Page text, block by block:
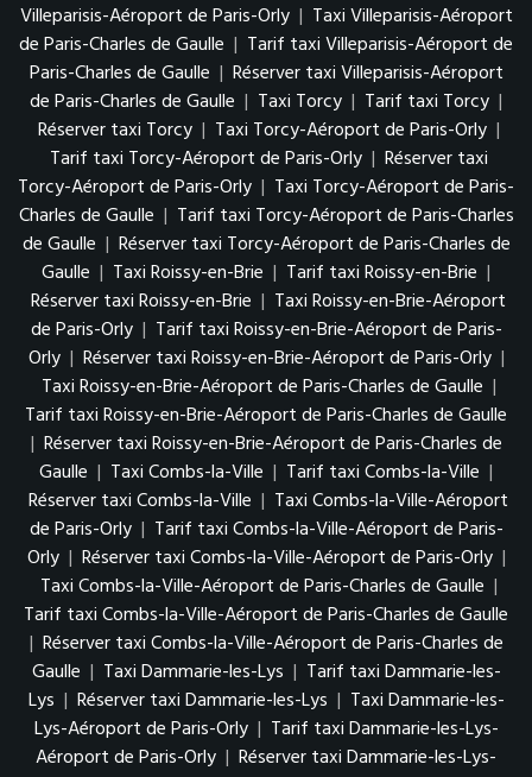
Villeparisis-Aéroport de Paris-Orly | Taxi Villeparisis-Aéroport
de Paris-Charles de Gaulle | Tarif taxi Villeparisis-Aéroport de
Paris-Charles de Gaulle | Réserver taxi Villeparisis-Aéroport
de Paris-Charles de Gaulle | Taxi Torcy | Tarif taxi Torcy |
Réserver taxi Torcy | Taxi Torcy-Aéroport de Paris-Orly |
Tarif taxi Torcy-Aéroport de Paris-Orly | Réserver taxi
Torcy-Aéroport de Paris-Orly | Taxi Torcy-Aéroport de Paris-
Charles de Gaulle | Tarif taxi Torcy-Aéroport de Paris-Charles
de Gaulle | Réserver taxi Torcy-Aéroport de Paris-Charles de
Gaulle | Taxi Roissy-en-Brie | Tarif taxi Roissy-en-Brie |
Réserver taxi Roissy-en-Brie | Taxi Roissy-en-Brie-Aéroport
de Paris-Orly | Tarif taxi Roissy-en-Brie-Aéroport de Paris-
Orly | Réserver taxi Roissy-en-Brie-Aéroport de Paris-Orly |
Taxi Roissy-en-Brie-Aéroport de Paris-Charles de Gaulle |
Tarif taxi Roissy-en-Brie-Aéroport de Paris-Charles de Gaulle
| Réserver taxi Roissy-en-Brie-Aéroport de Paris-Charles de
Gaulle | Taxi Combs-la-Ville | Tarif taxi Combs-la-Ville |
Réserver taxi Combs-la-Ville | Taxi Combs-la-Ville-Aéroport
de Paris-Orly | Tarif taxi Combs-la-Ville-Aéroport de Paris-
Orly | Réserver taxi Combs-la-Ville-Aéroport de Paris-Orly |
Taxi Combs-la-Ville-Aéroport de Paris-Charles de Gaulle |
Tarif taxi Combs-la-Ville-Aéroport de Paris-Charles de Gaulle
| Réserver taxi Combs-la-Ville-Aéroport de Paris-Charles de
Gaulle | Taxi Dammarie-les-Lys | Tarif taxi Dammarie-les-
Lys | Réserver taxi Dammarie-les-Lys | Taxi Dammarie-les-
Lys-Aéroport de Paris-Orly | Tarif taxi Dammarie-les-Lys-
Aéroport de Paris-Orly | Réserver taxi Dammarie-les-Lys-